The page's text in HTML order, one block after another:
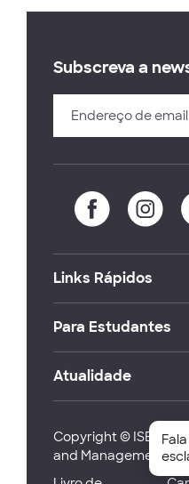
Subscreva a
Links Rápidos
Para Estudantes
Atualidade
Copyright © ISEG
and Management